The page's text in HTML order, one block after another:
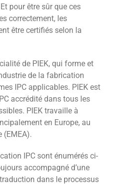
pour être sûr que ces
correctement, les
être certifiés selon la
de PIEK, qui forme et
de la fabrication
IPC applicables. PIEK est
accrédité dans tous les
PIEK travaille à
en Europe, au
(EMEA).
IPC sont énumérés ci-
accompagné d’une
dans le processus